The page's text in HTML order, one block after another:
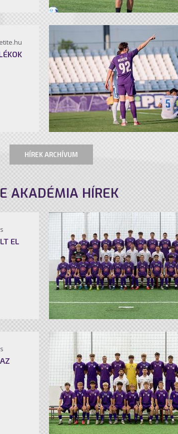
HÍREK ARCHÍVUM
AKADÉMIA HÍREK
EL